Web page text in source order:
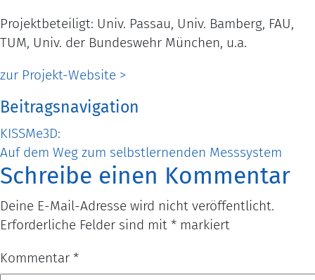
Projektbeteiligt: Univ. Passau, Univ. Bamberg, FAU,
TUM, Univ. der Bundeswehr München, u.a.
zur Projekt-Website >
Beitragsnavigation
KISSMe3D:
Auf dem Weg zum selbstlernenden Messsystem
Schreibe einen Kommentar
Deine E-Mail-Adresse wird nicht veröffentlicht.
Erforderliche Felder sind mit * markiert
Kommentar *